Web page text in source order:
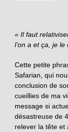
« Il faut
l’on a et ça, je
Cette petite
Safarian, qui
conclusion de
cueillies de ma
message si
désastreuse de
relever la tête et